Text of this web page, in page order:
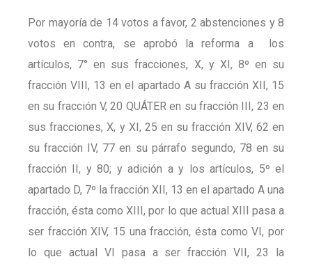
Por mayoría de 14 votos a favor, 2 abstenciones y 8
votos en contra, se aprobó la reforma a los
artículos, 7° en sus fracciones, X, y XI, 8º en su
fracción VIII, 13 en el apartado A su fracción XII, 15
en su fracción V, 20 QUÁTER en su fracción III, 23 en
sus fracciones, X, y XI, 25 en su fracción XIV, 62 en
su fracción IV, 77 en su párrafo segundo, 78 en su
fracción II, y 80; y adición a y los artículos, 5º el
apartado D, 7º la fracción XII, 13 en el apartado A una
fracción, ésta como XIII, por lo que actual XIII pasa a
ser fracción XIV, 15 una fracción, ésta como VI, por
lo que actual VI pasa a ser fracción VII, 23 la